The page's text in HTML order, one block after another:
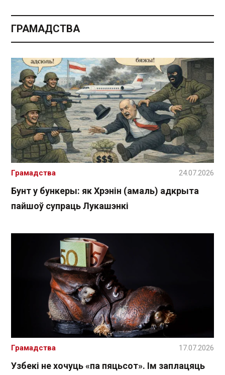
ГРАМАДСТВА
Бунт у бункеры: як Хрэнін (амаль) адкрыта
пайшоў супраць Лукашэнкі
Грамадства 24.07.2026
Узбекі не хочуць «па пяцьсот». Ім заплацяць
Грамадства 17.07.2026